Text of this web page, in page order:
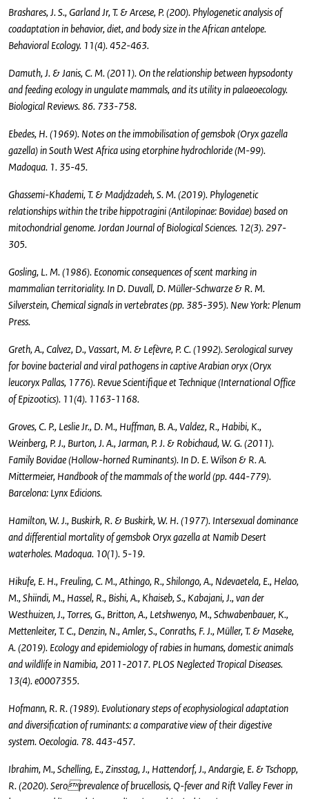
Brashares, J. S., Garland Jr, T. & Arcese, P. (200). Phylogenetic analysis of
coadaptation in behavior, diet, and body size in the African antelope.
Behavioral Ecology. 11(4). 452-463.
Damuth, J. & Janis, C. M. (2011). On the relationship between hypsodonty
and feeding ecology in ungulate mammals, and its utility in palaeoecology.
Biological Reviews. 86. 733-758.
Ebedes, H. (1969). Notes on the immobilisation of gemsbok (Oryx gazella
gazella) in South West Africa using etorphine hydrochloride (M-99).
Madoqua. 1. 35-45.
Ghassemi-Khademi, T. & Madjdzadeh, S. M. (2019). Phylogenetic
relationships within the tribe hippotragini (Antilopinae: Bovidae) based on
mitochondrial genome. Jordan Journal of Biological Sciences. 12(3). 297-
305.
Gosling, L. M. (1986). Economic consequences of scent marking in
mammalian territoriality. In D. Duvall, D. Müller-Schwarze & R. M.
Silverstein, Chemical signals in vertebrates (pp. 385-395). New York: Plenum
Press.
Greth, A., Calvez, D., Vassart, M. & Lefèvre, P. C. (1992). Serological survey
for bovine bacterial and viral pathogens in captive Arabian oryx (Oryx
leucoryx Pallas, 1776). Revue Scientifique et Technique (International Office
of Epizootics). 11(4). 1163-1168.
Groves, C. P., Leslie Jr., D. M., Huffman, B. A., Valdez, R., Habibi, K.,
Weinberg, P. J., Burton, J. A., Jarman, P. J. & Robichaud, W. G. (2011).
Family Bovidae (Hollow-horned Ruminants). In D. E. Wilson & R. A.
Mittermeier, Handbook of the mammals of the world (pp. 444-779).
Barcelona: Lynx Edicions.
Hamilton, W. J., Buskirk, R. & Buskirk, W. H. (1977). Intersexual dominance
and differential mortality of gemsbok Oryx gazella at Namib Desert
waterholes. Madoqua. 10(1). 5-19.
Hikufe, E. H., Freuling, C. M., Athingo, R., Shilongo, A., Ndevaetela, E., Helao,
M., Shiindi, M., Hassel, R., Bishi, A., Khaiseb, S., Kabajani, J., van der
Westhuizen, J., Torres, G., Britton, A., Letshwenyo, M., Schwabenbauer, K.,
Mettenleiter, T. C., Denzin, N., Amler, S., Conraths, F. J., Müller, T. & Maseke,
A. (2019). Ecology and epidemiology of rabies in humans, domestic animals
and wildlife in Namibia, 2011-2017. PLOS Neglected Tropical Diseases.
13(4). e0007355.
Hofmann, R. R. (1989). Evolutionary steps of ecophysiological adaptation
and diversification of ruminants: a comparative view of their digestive
system. Oecologia. 78. 443-457.
Ibrahim, M., Schelling, E., Zinsstag, J., Hattendorf, J., Andargie, E. & Tschopp,
R. (2020). Seroprevalence of brucellosis, Q-fever and Rift Valley Fever in